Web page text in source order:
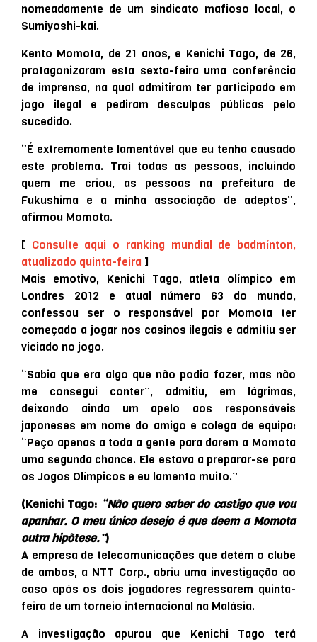
nomeadamente de um sindicato mafioso local, o
Sumiyoshi-kai.
Kento Momota, de 21 anos, e Kenichi Tago, de 26,
protagonizaram esta sexta-feira uma conferência
de imprensa, na qual admitiram ter participado em
jogo ilegal e pediram desculpas públicas pelo
sucedido.
“É extremamente lamentável que eu tenha causado
este problema. Traí todas as pessoas, incluindo
quem me criou, as pessoas na prefeitura de
Fukushima e a minha associação de adeptos”,
afirmou Momota.
[ Consulte aqui o ranking mundial de badmínton,
atualizado quinta-feira ]
Mais emotivo, Kenichi Tago, atleta olímpico em
Londres 2012 e atual número 63 do mundo,
confessou ser o responsável por Momota ter
começado a jogar nos casinos ilegais e admitiu ser
viciado no jogo.
“Sabia que era algo que não podia fazer, mas não
me consegui conter”, admitiu, em lágrimas,
deixando ainda um apelo aos responsáveis
japoneses em nome do amigo e colega de equipa:
“Peço apenas a toda a gente para darem a Momota
uma segunda chance. Ele estava a preparar-se para
os Jogos Olímpicos e eu lamento muito.”
(Kenichi Tago: “Não quero saber do castigo que vou
apanhar. O meu único desejo é que deem a Momota
outra hipõtese.”)
A empresa de telecomunicações que detém o clube
de ambos, a NTT Corp., abriu uma investigação ao
caso após os dois jogadores regressarem quinta-
feira de um torneio internacional na Malásia.
A investigação apurou que Kenichi Tago terá